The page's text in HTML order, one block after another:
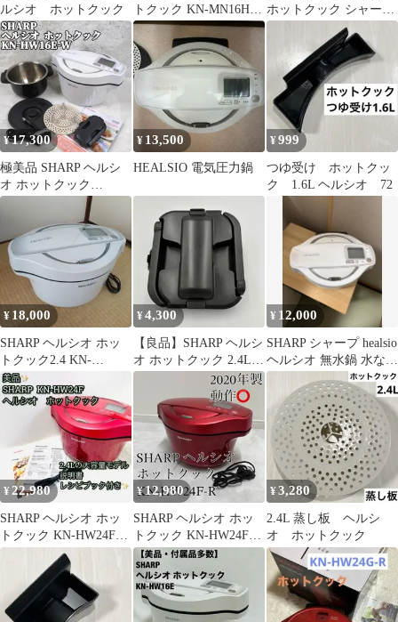
ルシオ ホットクック
トクック KN-MN16H-B
ブラック新品未使用
ホットクック シャープ
赤
¥17,300
極美品 SHARP ヘルシ
オ ホットクック
HW16E 2020年製 ホワ
¥ 13,500
HEALSIO 電気圧力鍋
¥999
つゆ受け ホットクッ
ク 1.6L ヘルシオ 72
¥ 18,000
SHARP ヘルシオ ホッ
トクック2.4 KN-
HW24E-W
¥4,300
【良品】SHARP ヘルシ
オ ホットクック 2.4L用
まぜ技ユニット
¥ 12,000
SHARP シャープ healsio
ヘルシオ 無水鍋 水なし
自動調理鍋一式 白
¥22,980
SHARP ヘルシオ ホッ
トクック KN-HW24F
赤 美品 大容量
¥ 12,980
SHARP ヘルシオ ホッ
トクック KN-HW24F-R
レッド 2.4L
¥3,280
2.4L 蒸し板 ヘルシ
オ ホットクック